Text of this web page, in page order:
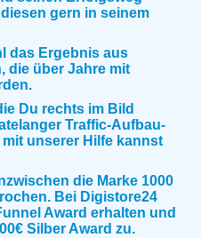
gern in seinem
das Ergebnis aus
die über Jahre mit
Du rechts im Bild
Traffic-Aufbau-
unserer Hilfe kannst
die Marke 1000
Bei Digistore24
Award erhalten und
Silber Award zu.